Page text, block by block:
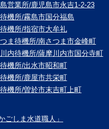
営業所/鹿児島市永吉1-2-23
機所/霧島市国分福島
機所/指宿市大牟礼
ま待機所/南さつま市金峰町
内待機所/薩摩川内市国分寺町
機所/出水市昭和町
機所/鹿屋市共栄町
機所/曽於市末吉町上町
しま水道職人」